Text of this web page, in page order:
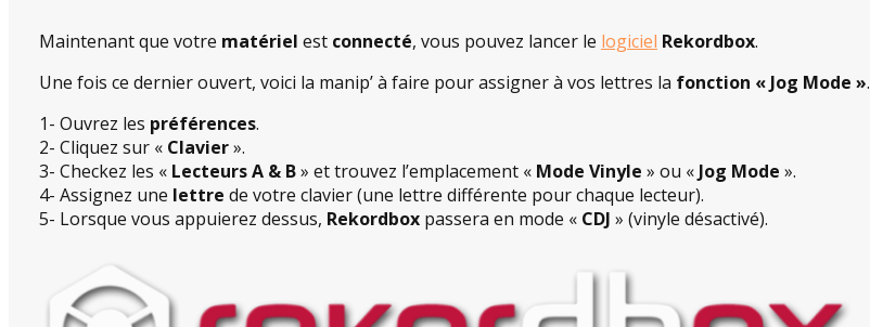
Maintenant que votre matériel est connecté, vous pouvez lancer le logiciel Rekordbox.
Une fois ce dernier ouvert, voici la manip’ à faire pour assigner à vos lettres la fonction « Jog Mode ».
1- Ouvrez les préférences.
2- Cliquez sur « Clavier».
3- Checkez les « Lecteurs A & B» et trouvez l’emplacement « Mode Vinyle » ou « Jog Mode ».
4- Assignez une lettre de votre clavier (une lettre différente pour chaque lecteur).
5- Lorsque vous appuierez dessus, Rekordbox passera en mode « CDJ » (vinyle désactivé).